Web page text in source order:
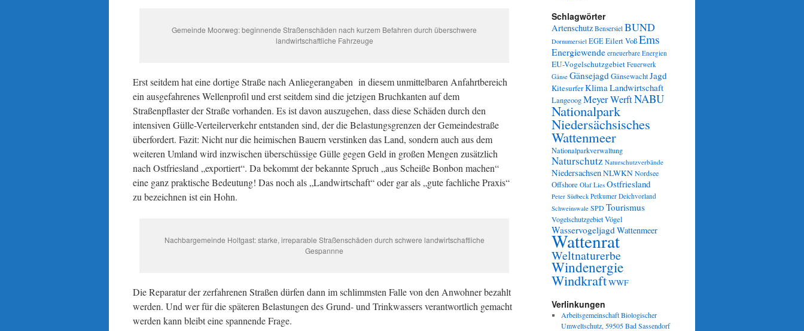
Gemeinde Moorweg: beginnende Straßenschäden nach kurzem Befahren durch überschwere
landwirtschaftliche Fahrzeuge
Erst seitdem hat eine dortige Straße nach Anliegerangaben in diesem unmittelbaren Anfahrtbereich
ein ausgefahrenes Wellenprofil und erst seitdem sind die jetzigen Bruchkanten auf dem
Straßenpflaster der Straße vorhanden. Es ist davon auszugehen, dass diese Schäden durch den
intensiven Gülle-Verteilerverkehr entstanden sind, der die Belastungsgrenzen der Gemeindestraße
überfordert. Fazit: Nicht nur die heimischen Bauern verstinken das Land, sondern auch aus dem
weiteren Umland wird inzwischen überschüssige Gülle gegen Geld in großen Mengen zusätzlich
nach Ostfriesland „exportiert“. Da bekommt der bekannte Spruch „aus Scheiße Bonbon machen“
eine ganz praktische Bedeutung! Das noch als „Landwirtschaft“ oder gar als „gute fachliche Praxis“
zu bezeichnen ist ein Hohn.
Nachbargemeinde Holtgast: starke, irreparable Straßenschäden durch schwere landwirtschaftliche
Gespannne
Die Reparatur der zerfahrenen Straßen dürfen dann im schlimmsten Falle von den Anwohner bezahlt
werden. Und wer für die späteren Belastungen des Grund- und Trinkwassers verantwortlich gemacht
werden kann bleibt eine spannende Frage.
Schlagwörter
Artenschutz Bensersiel BUND
Dornumersiel EGEEilert VoßEms
Energiewende erneuerbare Energien
EU-Vogelschutzgebiet Feuerwerk
Gänse GänsejagdGänsewachtJagd
KitesurferKlimaLandwirtschaft
LangeoogMeyer WerftNABU
Nationalpark
Niedersächsisches
Wattenmeer
Nationalparkverwaltung
Naturschutz Naturschutzverbände
NiedersachsenNLWKNNordsee
Offshore Olaf Lies Ostfriesland
Peter Südbeck Petkumer Deichvorland
Schweinswale SPDTourismus
VogelschutzgebietVögel
WasservogeljagdWattenmeer
Wattenrat
Weltnaturerbe
Windenergie
WindkraftWWF
Verlinkungen
Arbeitsgemeinschaft Biologischer
Umweltschutz, 59505 Bad Sassendorf